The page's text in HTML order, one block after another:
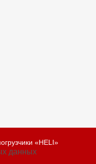
«HELI»
данных